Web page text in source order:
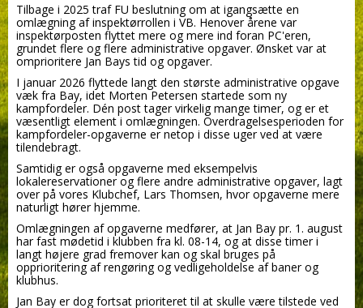
Tilbage i 2025 traf FU beslutning om at igangsætte en
omlægning af inspektørrollen i VB. Henover årene var
inspektørposten flyttet mere og mere ind foran PC'eren,
grundet flere og flere administrative opgaver. Ønsket var at
omprioritere Jan Bays tid og opgaver.
I januar 2026 flyttede langt den største administrative opgave
væk fra Bay, idet Morten Petersen startede som ny
kampfordeler. Dén post tager virkelig mange timer, og er et
væsentligt element i omlægningen. Overdragelsesperioden for
kampfordeler-opgaverne er netop i disse uger ved at være
tilendebragt.
Samtidig er også opgaverne med eksempelvis
lokalereservationer og flere andre administrative opgaver, lagt
over på vores Klubchef, Lars Thomsen, hvor opgaverne mere
naturligt hører hjemme.
Omlægningen af opgaverne medfører, at Jan Bay pr. 1. august
har fast mødetid i klubben fra kl. 08-14, og at disse timer i
langt højere grad fremover kan og skal bruges på
opprioritering af rengøring og vedligeholdelse af baner og
klubhus.
Jan Bay er dog fortsat prioriteret til at skulle være tilstede ved